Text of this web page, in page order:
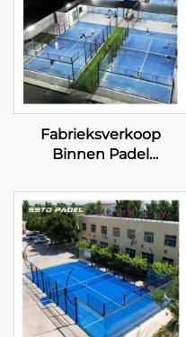
Fabrieksverkoop
Binnen Padel
Verkochte Groothandel
Panoramische Paddle
Court 001-3